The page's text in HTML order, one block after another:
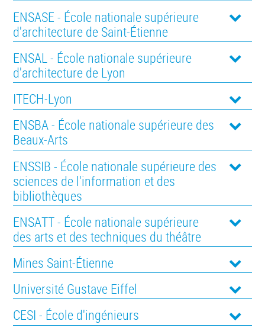
ENSASE - École nationale supérieure
d'architecture de Saint-Étienne
ENSAL - École nationale supérieure
d'architecture de Lyon
ITECH-Lyon
ENSBA - École nationale supérieure des
Beaux-Arts
ENSSIB - École nationale supérieure des
sciences de l'information et des
bibliothèques
ENSATT - École nationale supérieure
des arts et des techniques du théâtre
Mines Saint-Étienne
Université Gustave Eiffel
CESI - École d'ingénieurs